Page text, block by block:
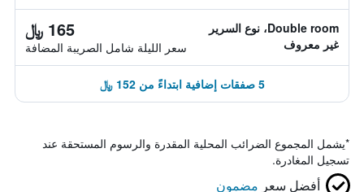
Double room، نوع السرير
غير معروف
165 ﷼
سعر الليلة شامل الصريبة المضافة
5 صفقات إضافية ابتداءً من 152 ﷼
*يشمل المجموع الضرائب المحلية المقدرة والرسوم المستحقة عند
تسجيل المغادرة.
أفضل سعر مضمون